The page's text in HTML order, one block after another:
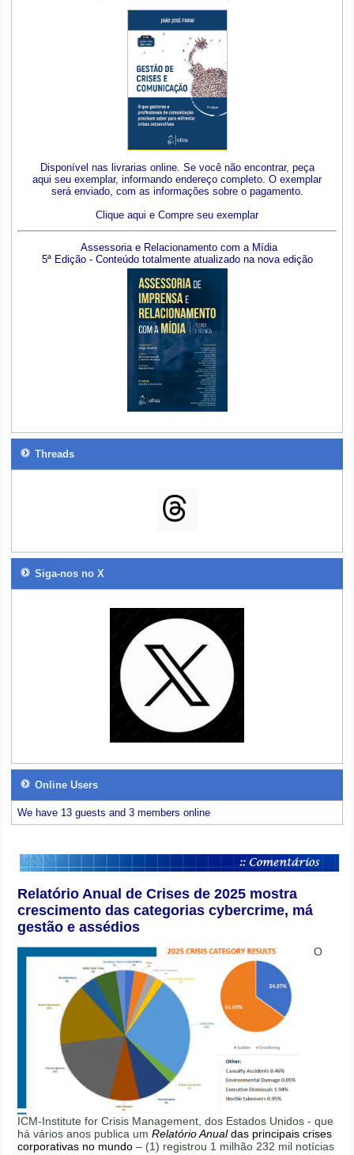
Disponível nas livrarias online. Se você não encontrar, peça
aqui seu exemplar, informando endereço completo. O exemplar
será enviado, com as informações sobre o pagamento.
Clique aqui e Compre seu exemplar
Assessoria e Relacionamento com a Mídia
5ª Edição - Conteúdo totalmente atualizado na nova edição
Threads
Siga-nos no X
Online Users
We have 13 guests and 3 members online
Relatório Anual de Crises de 2025 mostra
crescimento das categorias cybercrime, má
gestão e assédios
O
ICM-Institute for Crisis Management, dos Estados Unidos - que
há vários anos publica umRelatório Anualdas principais crises
corporativas no mundo – (1) registrou 1 milhão 232 mil notícias